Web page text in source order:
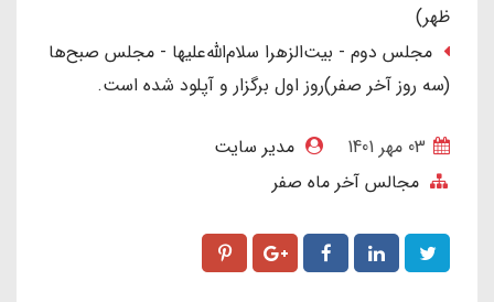
ظهر)
مجلس دوم - بیت‌الزهرا سلام‌الله‌علیها - مجلس صبح‌ها
(سه روز آخر صفر)روز اول برگزار و آپلود شده است.
مدیر سایت
مجالس آخر ماه صفر